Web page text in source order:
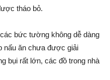
tháo bỏ.
bức tường không dễ dàng
nấu ăn chưa được giải
bụi rất lớn, các đồ trong nhà